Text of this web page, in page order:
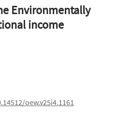
Environmentally
income
oew.v25i4.1161